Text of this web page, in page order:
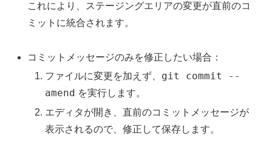
これにより、ステージングエリアの変更が直前のコ
ミットに統合されます。
コミットメッセージのみを修正したい場合：
ファイルに変更を加えず、 git commit --
amend を実行します。
エディタが開き、直前のコミットメッセージが
表示されるので、修正して保存します。